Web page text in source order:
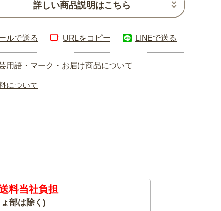
詳しい商品説明はこちら
ルで送る URLをコピー LINEで送る
用語・マーク・お届け商品について
について
料当社負担
部は除く)